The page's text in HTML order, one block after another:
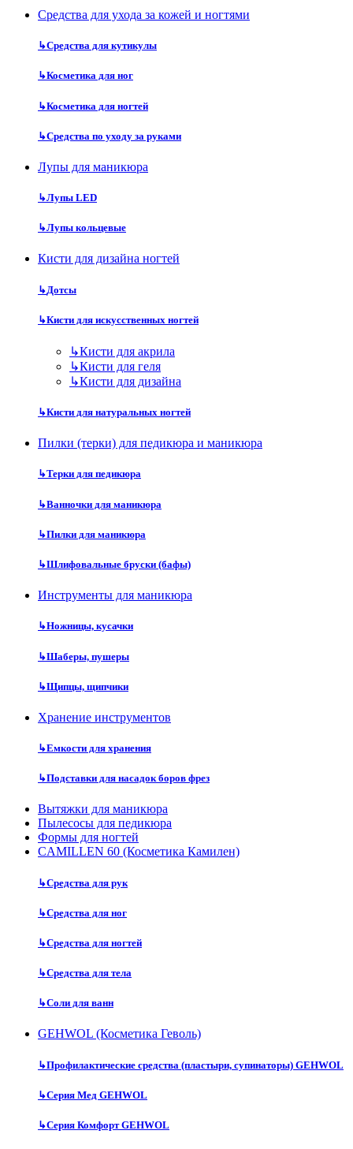
Средства для ухода за кожей и ногтями
↳Средства для кутикулы
↳Косметика для ног
↳Косметика для ногтей
↳Средства по уходу за руками
Лупы для маникюра
↳Лупы LED
↳Лупы кольцевые
Кисти для дизайна ногтей
↳Дотсы
↳Кисти для искусственных ногтей
↳Кисти для акрила
↳Кисти для геля
↳Кисти для дизайна
↳Кисти для натуральных ногтей
Пилки (терки) для педикюра и маникюра
↳Терки для педикюра
↳Ванночки для маникюра
↳Пилки для маникюра
↳Шлифовальные бруски (бафы)
Инструменты для маникюра
↳Ножницы, кусачки
↳Шаберы, пушеры
↳Щипцы, щипчики
Хранение инструментов
↳Емкости для хранения
↳Подставки для насадок боров фрез
Вытяжки для маникюра
Пылесосы для педикюра
Формы для ногтей
CAMILLEN 60 (Косметика Камилен)
↳Средства для рук
↳Средства для ног
↳Средства для ногтей
↳Средства для тела
↳Соли для ванн
GEHWOL (Косметика Геволь)
↳Профилактические средства (пластыри, супинаторы) GEHWOL
↳Серия Мед GEHWOL
↳Серия Комфорт GEHWOL